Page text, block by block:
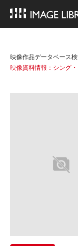
映像作品データベース
映像資料情報：シング